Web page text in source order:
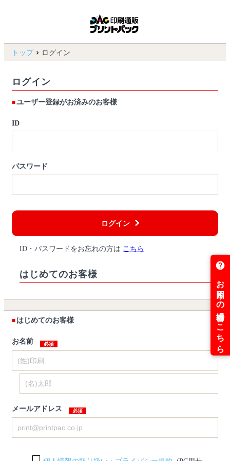
トップ ログイン
ログイン
ユーザー登録がお済みのお客様
ID
パスワード
ログイン
ID・パスワードをお忘れの方は こちら
はじめてのお客様
はじめてのお客様
お名前
メールアドレス